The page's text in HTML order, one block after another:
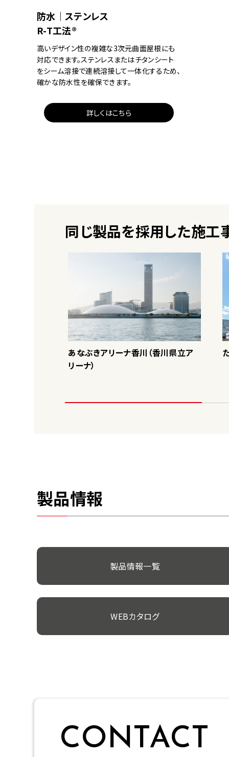
防水｜ステンレス
R-T工法®
高いデザイン性の複雑な3次元曲面屋根にも
対応できます。ステンレスまたはチタンシート
をシーム溶接で連続溶接して一体化するため、
確かな防水性を確保できます。
詳しくはこちら
同じ製品を採用した施工
あなぶきアリーナ香川（香川県立ア
リーナ）
製品情報
製品情報一覧
WEBカタログ
CONTACT